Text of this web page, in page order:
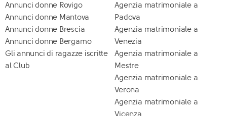
Annunci donne Rovigo
Annunci donne Mantova
Annunci donne Brescia
Annunci donne Bergamo
Gli annunci di ragazze iscritte
al Club
Agenzia matrimoniale a
Padova
Agenzia matrimoniale a
Venezia
Agenzia matrimoniale a
Mestre
Agenzia matrimoniale a
Verona
Agenzia matrimoniale a
Vicenza